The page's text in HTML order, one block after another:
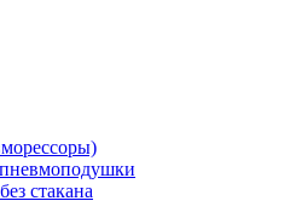
стакана